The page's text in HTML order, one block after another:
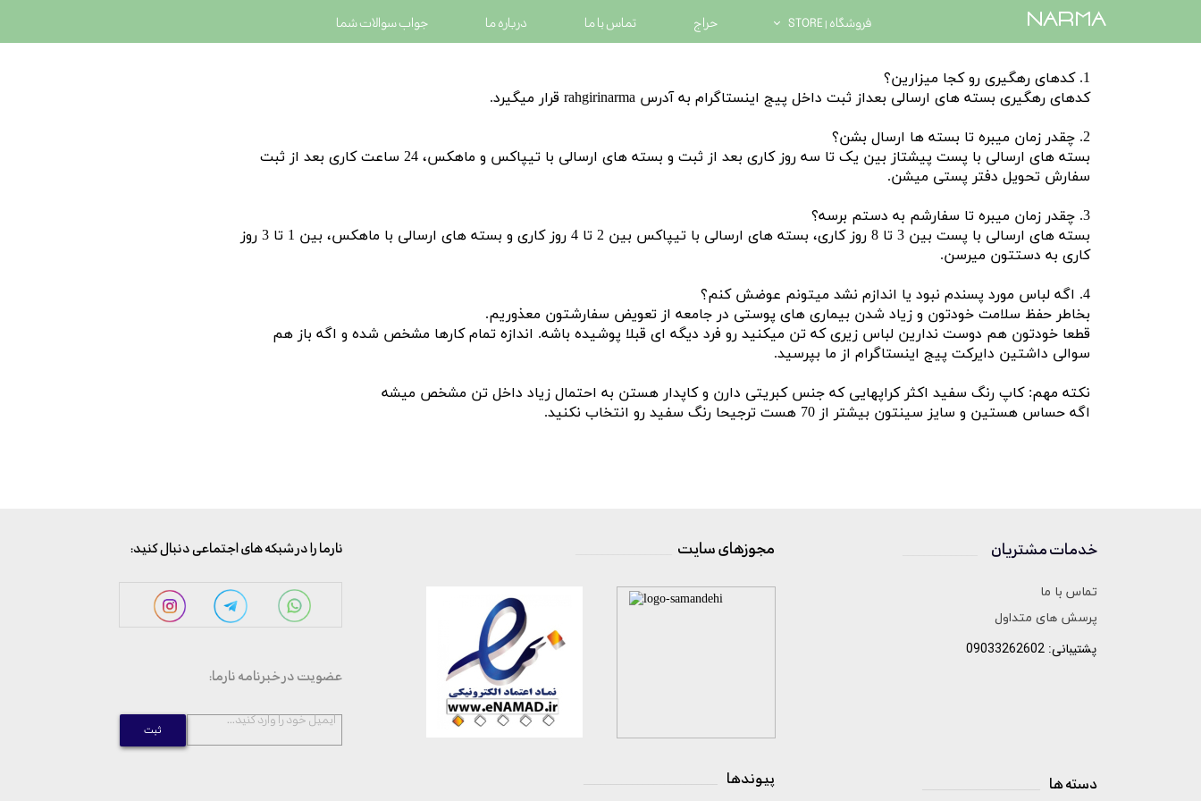
​narma فروشگاه | STORE حراج تماس با ما درباره ما جواب سوالات شما
​​1. کدهای رهگیری رو کجا میزارین؟
کدهای رهگیری بسته های ارسالی بعداز ثبت داخل پیج اینستاگرام به آدرس rahgirinarma قرار میگیرد.
2. چقدر زمان میبره تا بسته ها ارسال بشن؟
بسته های ارسالی با پست پیشتاز بین یک تا سه روز کاری بعد از ثبت و بسته های ارسالی با تیپاکس و ماهکس، 24 ساعت کاری بعد از ثبت
سفارش تحویل دفتر پستی میشن.
3. چقدر زمان میبره تا سفارشم به دستم برسه؟
بسته های ارسالی با پست بین 3 تا 8 روز کاری، بسته های ارسالی با تیپاکس بین 2 تا 4 روز کاری و بسته های ارسالی با ماهکس، بین 1 تا 3 روز
کاری به دستتون میرسن.
4. اگه لباس مورد پسندم نبود یا اندازم نشد میتونم عوضش کنم؟
بخاطر حفظ سلامت خودتون و زیاد شدن بیماری های پوستی در جامعه از تعویض سفارشتون معذوریم.
قطعا خودتون هم دوست ندارین لباس زیری که تن میکنید رو فرد دیگه ای قبلا پوشیده باشه. اندازه تمام کارها مشخص شده و اگه باز هم
سوالی داشتین دایرکت پیج اینستاگرام از ما بپرسید.
نکته مهم: کاپ رنگ سفید اکثر کراپهایی که جنس کبریتی دارن و کاپدار هستن به احتمال زیاد داخل تن مشخص میشه
اگه حساس هستین و سایز سینتون بیشتر از 70 هست ترجیحا رنگ سفید رو انتخاب نکنید.
خدمات مشتریان
تماس با ما
پرسش های متداول
دسته ها ______________________
پشتیبانی: 09033262602
:نارما را در شبکه های اجتماعی دنبال کنید مجوزهای سایت
:عضویت در خبرنامه نارما
ثبت
...ایمیل خود را وارد کنید
پیوندها